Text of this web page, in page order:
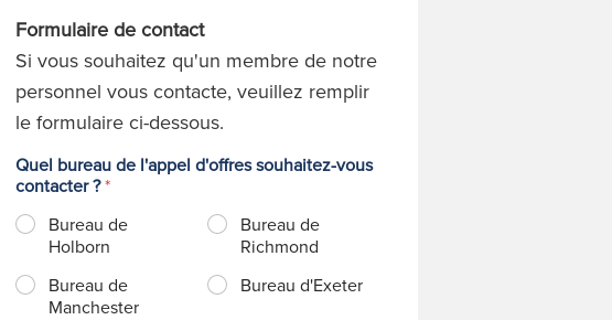
Formulaire de contact
Si vous souhaitez qu'un membre de notre
personnel vous contacte, veuillez remplir
le formulaire ci-dessous.
Quel bureau de l'appel d'offres souhaitez-vous
contacter ?*
Bureau de
Holborn
Bureau de
Richmond
Bureau de
Manchester
Bureau d'Exeter